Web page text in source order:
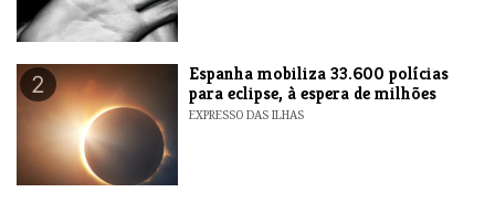
2
Espanha mobiliza 33.600 polícias
para eclipse, à espera de milhões
EXPRESSO DAS ILHAS